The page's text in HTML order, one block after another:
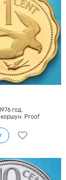
год.
Proof